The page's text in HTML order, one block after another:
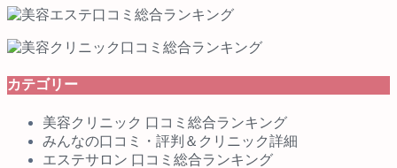
カテゴリー
美容クリニック 口コミ総合ランキング
みんなの口コミ・評判＆クリニック詳細
エステサロン 口コミ総合ランキング